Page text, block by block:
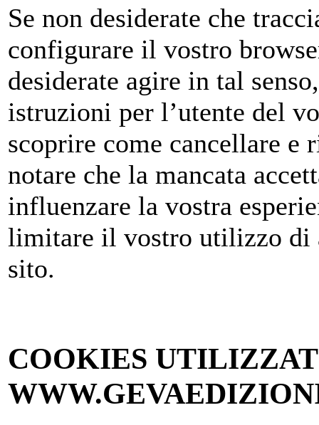
Se non desiderate che
configurare il vostro
desiderate agire in tal
istruzioni per l’utente del
scoprire come cancellare
notare che la mancata
influenzare la vostra
limitare il vostro utilizzo di
sito.
COOKIES